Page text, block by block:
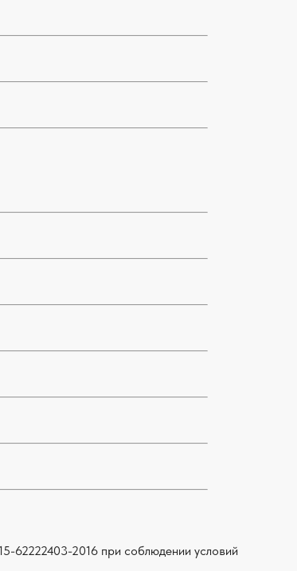
62222403-2016 при соблюдении условий